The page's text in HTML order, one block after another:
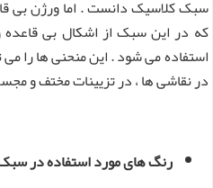
سبک کلاسیک دانست . اما ورژن بی
که در این سبک از اشکال بی
استفاده می شود . این منحنی ها را می
در نقاشی ها ، در تزیینات مختف و
رنگ های مورد استفاده در